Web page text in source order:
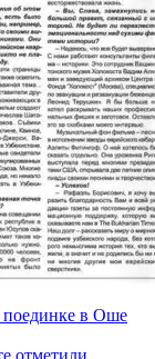
поединке в Оше
отметили